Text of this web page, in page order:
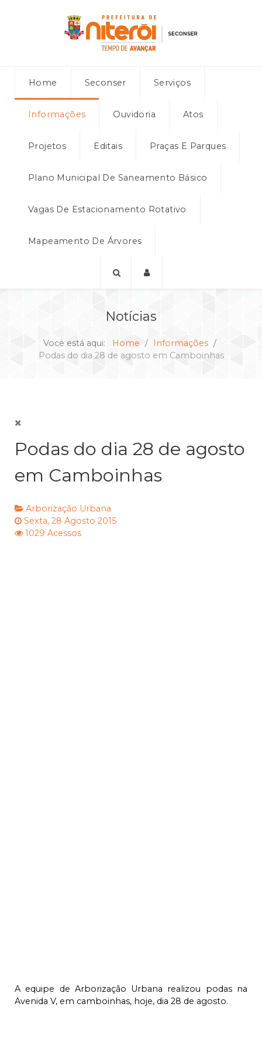
Home Seconser Serviços
Informações Ouvidoria Atos
Projetos Editais Praças E Parques
Plano Municipal De Saneamento Básico
Vagas De Estacionamento Rotativo
Mapeamento De Árvores
Notícias
Você está aqui: Home
Informações
Podas do dia 28 de agosto em Camboinhas
Podas do dia 28 de agosto
em Camboinhas
Arborização Urbana
Sexta, 28 Agosto 2015
1029 Acessos
A equipe de Arborização Urbana realizou podas na
Avenida V, em camboinhas, hoje, dia 28 de agosto.